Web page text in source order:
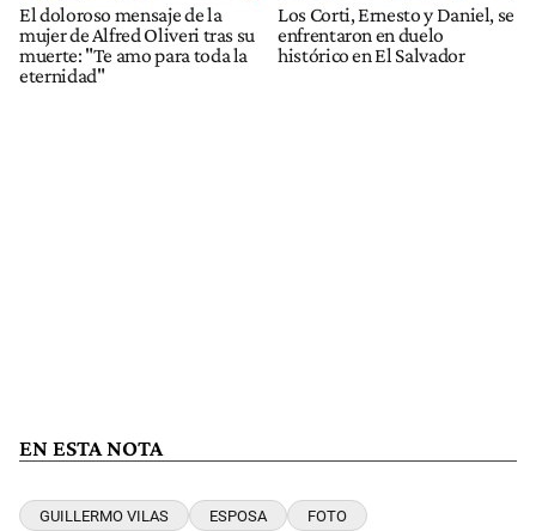
El doloroso mensaje de la
mujer de Alfred Oliveri tras su
muerte: "Te amo para toda la
eternidad"
Los Corti, Ernesto y Daniel, se
enfrentaron en duelo
histórico en El Salvador
EN ESTA NOTA
GUILLERMO VILAS ESPOSA FOTO